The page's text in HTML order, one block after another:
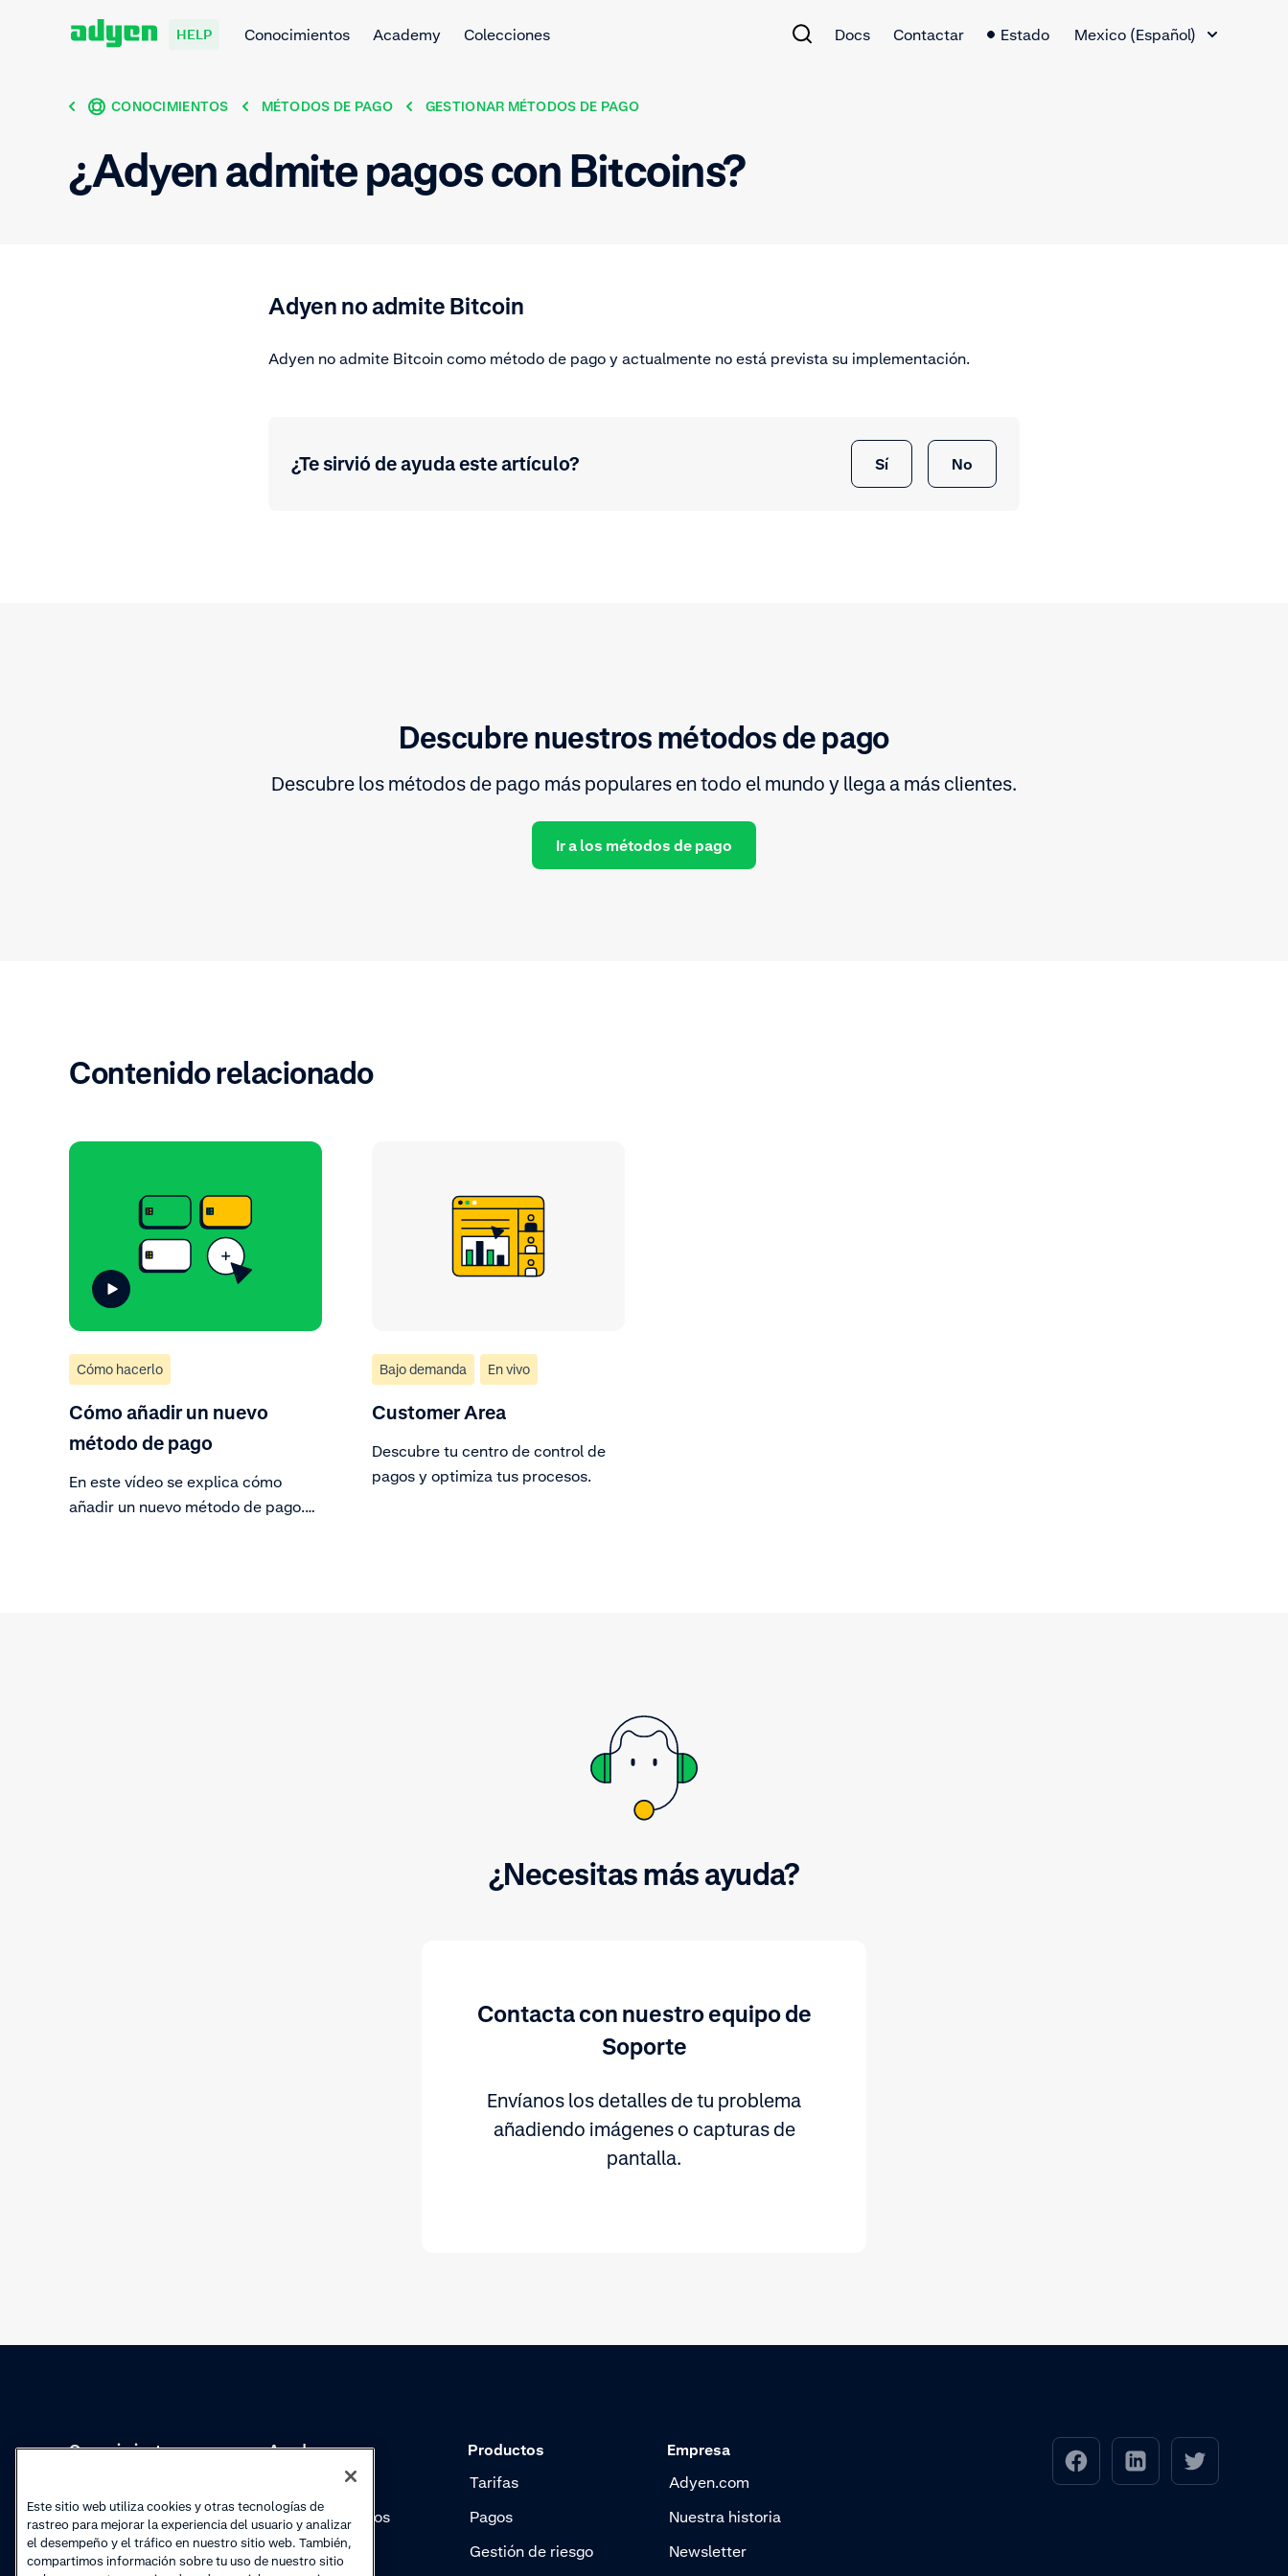
HELP Conocimientos Academy Colecciones Docs Contactar Estado
Mexico (Español)
CONOCIMIENTOS MÉTODOS DE PAGO GESTIONAR MÉTODOS DE PAGO
¿Adyen admite pagos con Bitcoins?
Adyen no admite Bitcoin
Adyen no admite Bitcoin como método de pago y actualmente no está prevista su implementación.
¿Te sirvió de ayuda este artículo? Sí No
Descubre nuestros métodos de pago
Descubre los métodos de pago más populares en todo el mundo y llega a más clientes.
Ir a los métodos de pago
Contenido relacionado
Cómo hacerlo
Cómo añadir un nuevo
método de pago
En este vídeo se explica cómo
añadir un nuevo método de pago.
Bajo demanda En vivo
Customer Area
Descubre tu centro de control de
pagos y optimiza tus procesos.
¿Necesitas más ayuda?
Contacta con nuestro equipo de
Soporte
Envíanos los detalles de tu problema
añadiendo imágenes o capturas de
pantalla.
Conocimientos
Actualizaciones de
productos
Academy
Vídeos prácticos
Productos
Tarifas
Pagos
Gestión de riesgo
Empresa
Adyen.com
Nuestra historia
Newsletter
Este sitio web utiliza cookies y otras tecnologías de
rastreo para mejorar la experiencia del usuario y analizar
el desempeño y el tráfico en nuestro sitio web. También,
compartimos información sobre tu uso de nuestro sitio